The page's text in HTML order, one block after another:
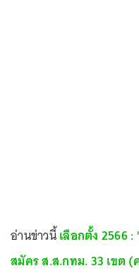
อ่านข่าวนี้เลือกตั้ง 2566
สมัคร ส.ส.กทม. 33 เขต (